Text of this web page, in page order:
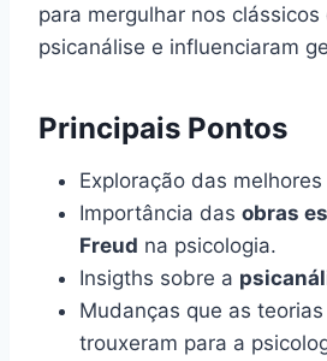
para mergulhar nos
psicanálise e influenciaram
Principais Pontos
Exploração das
Importância das obras
Freud na psicologia.
Insigths sobre a
Mudanças que as
trouxeram para a